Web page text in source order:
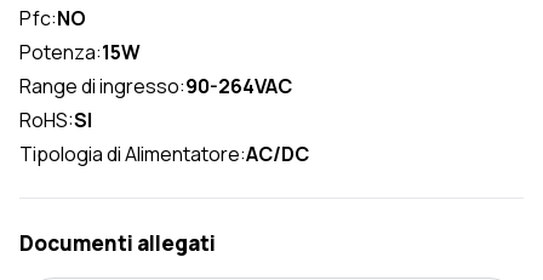
Pfc:NO
Potenza:15W
Range di ingresso:90-264VAC
RoHS:SI
Tipologia di Alimentatore:AC/DC
Documenti allegati